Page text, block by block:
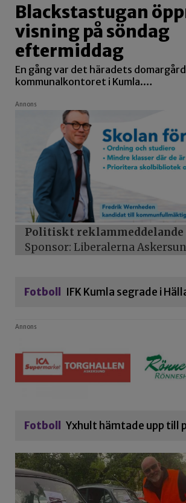
Blackstastugan
visning på söndag
eftermiddag
En gång var det häradets
kommunalkontoret i Kumla.…
Annons
Politiskt reklammeddelande
Sponsor: Liberalerna
Fotboll IFK Kumla segrade i
Annons
Fotboll Yxhult hämtade upp till